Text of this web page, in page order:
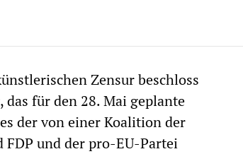
Zensur beschloss
für den 28. Mai geplante
der von einer Koalition der
FDP und der pro-EU-Partei